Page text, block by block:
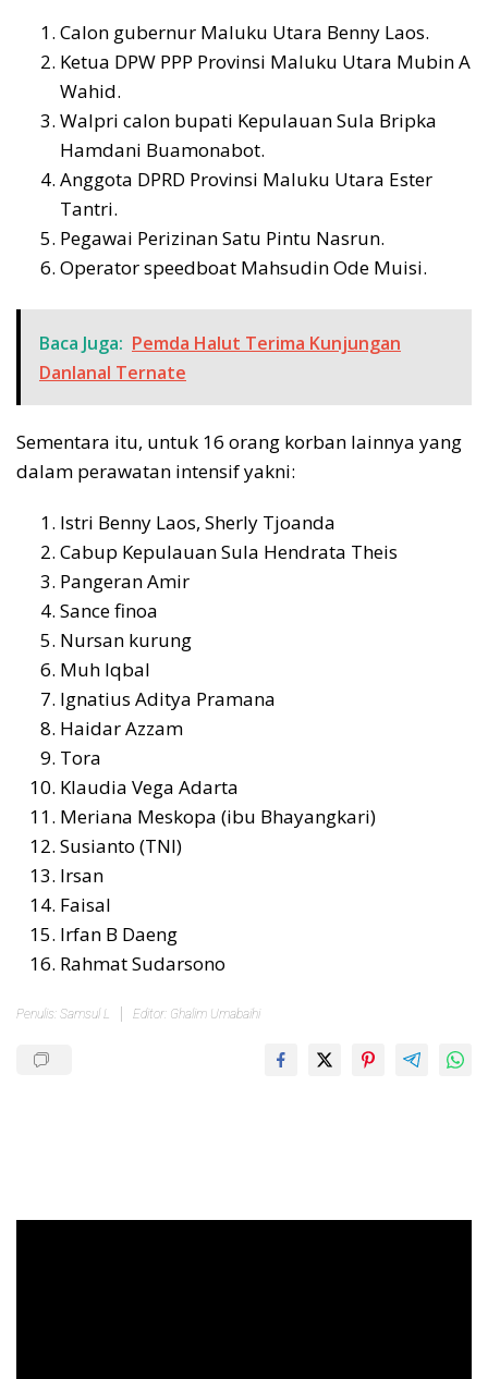
Calon gubernur Maluku Utara Benny Laos.
Ketua DPW PPP Provinsi Maluku Utara Mubin A
Wahid.
Walpri calon bupati Kepulauan Sula Bripka
Hamdani Buamonabot.
Anggota DPRD Provinsi Maluku Utara Ester
Tantri.
Pegawai Perizinan Satu Pintu Nasrun.
Operator speedboat Mahsudin Ode Muisi.
Baca Juga: Pemda Halut Terima Kunjungan
Danlanal Ternate
Sementara itu, untuk 16 orang korban lainnya yang
dalam perawatan intensif yakni:
Istri Benny Laos, Sherly Tjoanda
Cabup Kepulauan Sula Hendrata Theis
Pangeran Amir
Sance finoa
Nursan kurung
Muh Iqbal
Ignatius Aditya Pramana
Haidar Azzam
Tora
Klaudia Vega Adarta
Meriana Meskopa (ibu Bhayangkari)
Susianto (TNI)
Irsan
Faisal
Irfan B Daeng
Rahmat Sudarsono
Penulis: Samsul L Editor: Ghalim Umabaihi